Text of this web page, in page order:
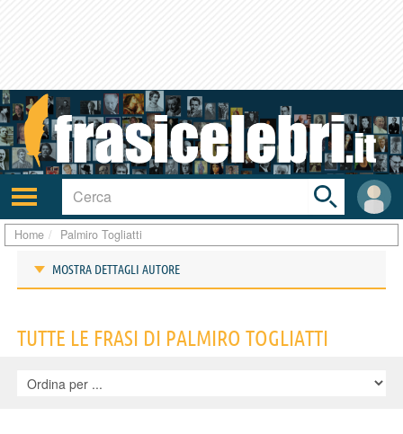
Attiva/disattiva
navigazione
User
area
Toggle
search
bar
Home Palmiro Togliatti
MOSTRA DETTAGLI AUTORE
TUTTE LE FRASI DI PALMIRO TOGLIATTI